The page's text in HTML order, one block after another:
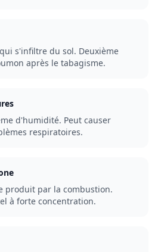
s'infiltre du sol. Deuxième
après le tabagisme.
d'humidité. Peut causer
respiratoires.
produit par la combustion.
à forte concentration.